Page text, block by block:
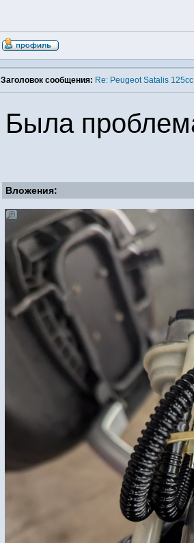
Заголовок сообщения: Re: Peugeot Satalis
Была
Вложения: